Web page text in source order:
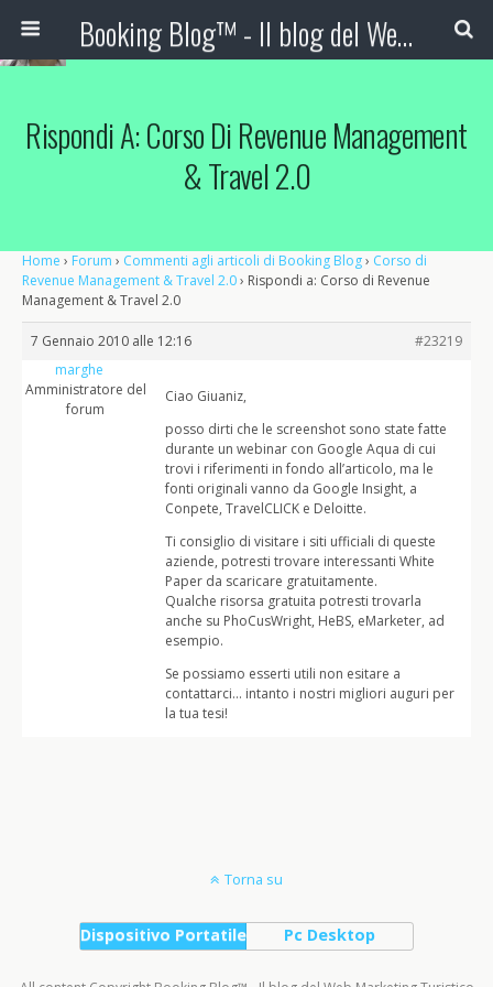
Booking Blog™ - Il blog del Web Marketing Turistico
Rispondi A: Corso Di Revenue Management
& Travel 2.0
Home › Forum › Commenti agli articoli di Booking Blog› Corso di
Revenue Management & Travel 2.0› Rispondi a: Corso di Revenue
Management & Travel 2.0
7 Gennaio 2010 alle 12:16
#23219
marghe
Amministratore del
forum
Ciao Giuaniz,
posso dirti che le screenshot sono state fatte
durante un webinar con Google Aqua di cui
trovi i riferimenti in fondo all’articolo, ma le
fonti originali vanno da Google Insight, a
Conpete, TravelCLICK e Deloitte.
Ti consiglio di visitare i siti ufficiali di queste
aziende, potresti trovare interessanti White
Paper da scaricare gratuitamente.
Qualche risorsa gratuita potresti trovarla
anche su PhoCusWright, HeBS, eMarketer, ad
esempio.
Se possiamo esserti utili non esitare a
contattarci… intanto i nostri migliori auguri per
la tua tesi!
Torna su
Dispositivo Portatile Pc Desktop